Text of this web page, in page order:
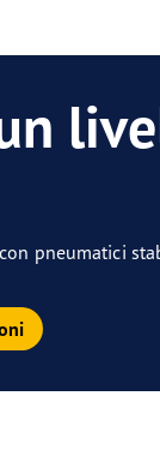
pneumatici